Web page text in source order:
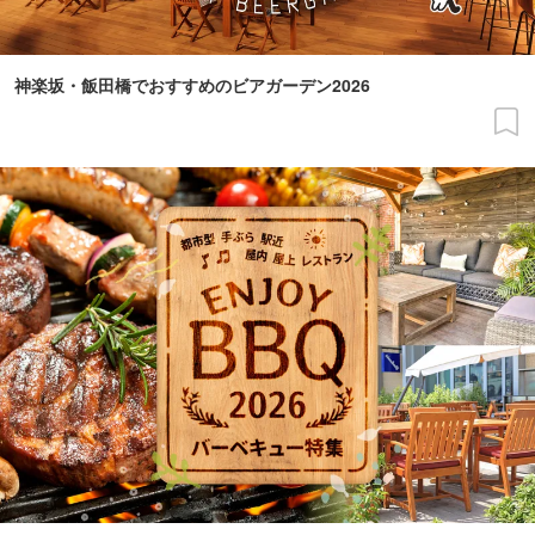
神楽坂・飯田橋でおすすめのビアガーデン2026